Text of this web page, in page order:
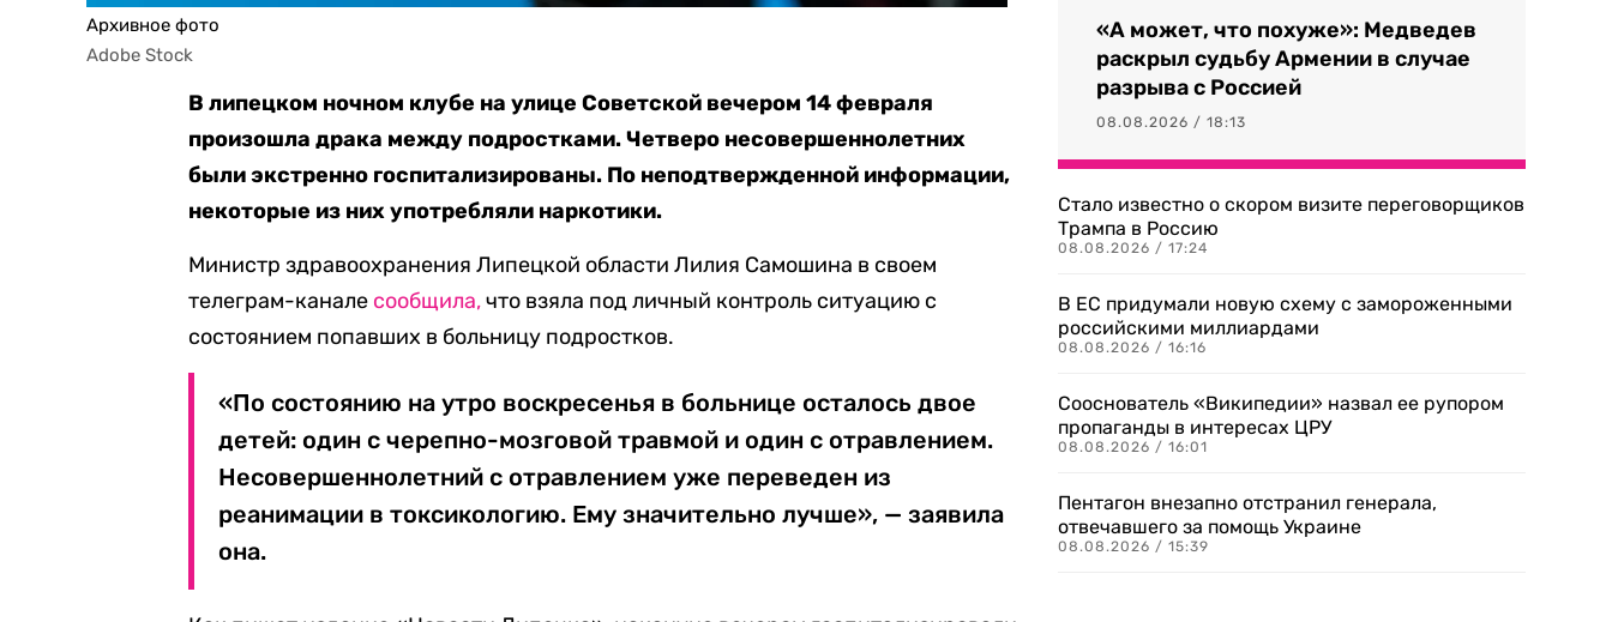
Архивное фото
Adobe Stock
В липецком ночном клубе на улице Советской вечером 14 февраля
произошла драка между подростками. Четверо несовершеннолетних
были экстренно госпитализированы. По неподтвержденной информации,
некоторые из них употребляли наркотики.
Министр здравоохранения Липецкой области Лилия Самошина в своем
телеграм-канале сообщила,что взяла под личный контроль ситуацию с
состоянием попавших в больницу подростков.
«По состоянию на утро воскресенья в больнице осталось двое
детей: один с черепно-мозговой травмой и один с отравлением.
Несовершеннолетний с отравлением уже переведен из
реанимации в токсикологию. Ему значительно лучше», — заявила
она.
«А может, что похуже»: Медведев
раскрыл судьбу Армении в случае
разрыва с Россией
08.08.2026 / 18:13
Стало известно о скором визите переговорщиков
Трампа в Россию
08.08.2026 / 17:24
В ЕС придумали новую схему с замороженными
российскими миллиардами
08.08.2026 / 16:16
Сооснователь «Википедии» назвал ее рупором
пропаганды в интересах ЦРУ
08.08.2026 / 16:01
Пентагон внезапно отстранил генерала,
отвечавшего за помощь Украине
08.08.2026 / 15:39